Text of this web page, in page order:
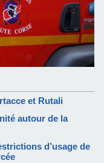
et Rutali
autour de la
d’usage de